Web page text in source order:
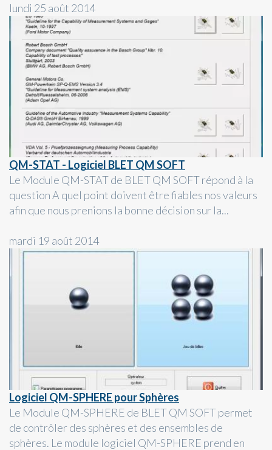
lundi 25 août 2014
QM-STAT - Logiciel BLET QM SOFT
Le Module QM-STAT de BLET QM SOFT répond à la
question A quel point doivent être fiables nos valeurs
afin que nous prenions la bonne décision sur la...
mardi 19 août 2014
Logiciel QM-SPHERE pour Sphères
Le Module QM-SPHERE de BLET QM SOFT permet
de contrôler des sphères et des ensembles de
sphères. Le module logiciel QM-SPHERE prend en